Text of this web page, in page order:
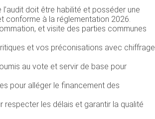
doit être habilité et posséder une
conforme à la réglementation 2026.
et visite des parties communes
et vos préconisations avec chiffrage
au vote et servir de base pour
pour alléger le financement des
respecter les délais et garantir la qualité